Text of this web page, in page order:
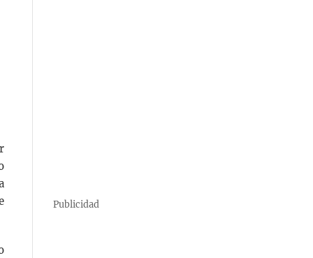
Publicidad